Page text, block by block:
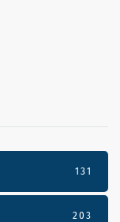
131
203